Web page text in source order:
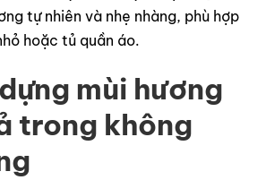
tự nhiên và nhẹ nhàng, phù hợp
hoặc tủ quần áo.
mùi hương
trong không